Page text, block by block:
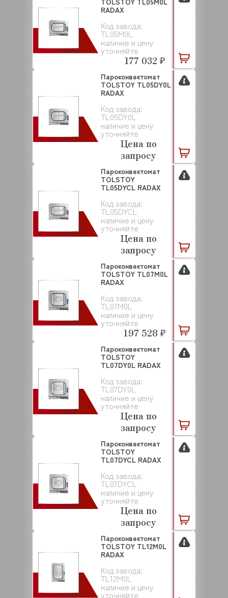
Код завода:
TL05M0L
наличие и цену
уточняйте
RADAX
177 032 ₽
Код завода:
TL05DY0L
наличие и цену
уточняйте
Пароконвектомат
TOLSTOY TL05DY0L
RADAX
Цена по
запросу
Код завода:
TL05DYCL
наличие и цену
уточняйте
Пароконвектомат
TOLSTOY
TL05DYCL RADAX
Цена по
запросу
Код завода:
TL07M0L
наличие и цену
уточняйте
Пароконвектомат
TOLSTOY TL07M0L
RADAX
197 528 ₽
Код завода:
TL07DY0L
наличие и цену
уточняйте
Пароконвектомат
TOLSTOY
TL07DY0L RADAX
Цена по
запросу
Код завода:
TL07DYCL
наличие и цену
уточняйте
Пароконвектомат
TOLSTOY
TL07DYCL RADAX
Цена по
запросу
Код завода:
TL12M0L
наличие и цену
уточняйте
Пароконвектомат
TOLSTOY TL12M0L
RADAX